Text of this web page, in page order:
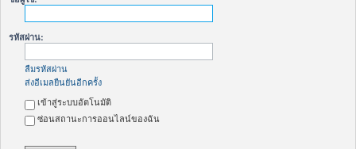
รหัสผ่าน:
ลืมรหัสผ่าน
ส่งอีเมลยืนยันอีกครั้ง
เข้าสู่ระบบอัตโนมัติ
ซ่อนสถานะการออนไลน์ของฉัน